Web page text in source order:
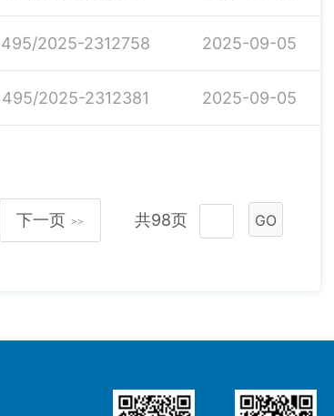
495/2025-2312758 2025-09-05
495/2025-2312381 2025-09-05
下一页 >> 共98页 GO